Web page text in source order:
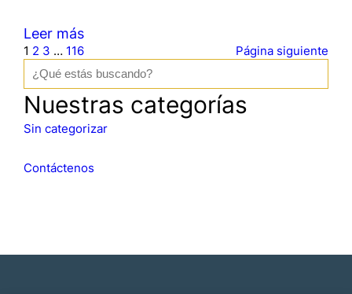
Leer más
1 2 3 … 116
Página siguiente
s
c
a
Nuestras categorías
Sin categorizar
Contáctenos